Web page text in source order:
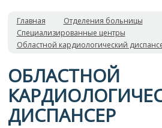
Главная
Отделения больницы
Специализированные центры
Областной кардиологический
ОБЛАСТНОЙ
ДИСПАНСЕР